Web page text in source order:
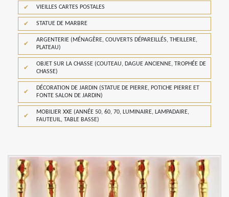
VIEILLES CARTES POSTALES
STATUE DE MARBRE
ARGENTERIE (MÉNAGÈRE, COUVERTS DÉPAREILLÉS, THEILLERE,
PLATEAU)
OBJET SUR LA CHASSE (COUTEAU, DAGUE ANCIENNE, TROPHÉE DE
CHASSE)
DÉCORATION DE JARDIN (STATUE DE PIERRE, POTICHE PIERRE ET
FONTE SALON DE JARDIN)
MOBILIER XXE (ANNÉE 50, 60, 70, LUMINAIRE, LAMPADAIRE,
FAUTEUIL, TABLE BASSE)